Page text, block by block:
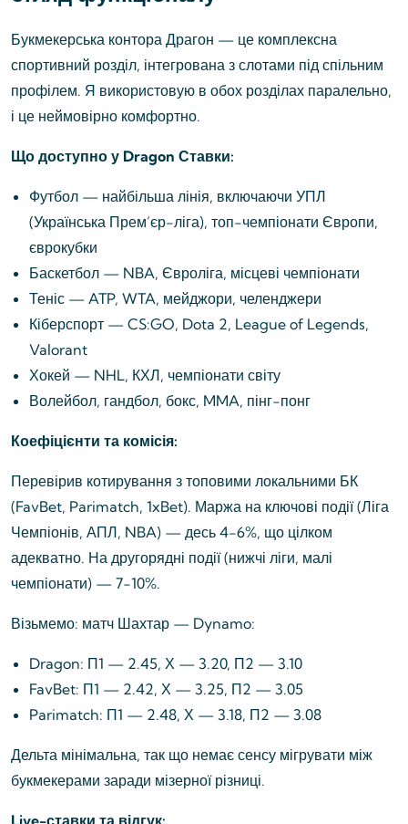
Букмекерська контора Драгон — це комплексна
спортивний розділ, інтегрована з слотами під спільним
профілем. Я використовую в обох розділах паралельно,
і це неймовірно комфортно.
Що доступно у Dragon Ставки:
Футбол — найбільша лінія, включаючи УПЛ
(Українська Прем’єр-ліга), топ-чемпіонати Європи,
єврокубки
Баскетбол — NBA, Євроліга, місцеві чемпіонати
Теніс — ATP, WTA, мейджори, челенджери
Кіберспорт — CS:GO, Dota 2, League of Legends,
Valorant
Хокей — NHL, КХЛ, чемпіонати світу
Волейбол, гандбол, бокс, MMA, пінг-понг
Коефіцієнти та комісія:
Перевірив котирування з топовими локальними БК
(FavBet, Parimatch, 1xBet). Маржа на ключові події (Ліга
Чемпіонів, АПЛ, NBA) — десь 4-6%, що цілком
адекватно. На другорядні події (нижчі ліги, малі
чемпіонати) — 7-10%.
Візьмемо: матч Шахтар — Dynamo:
Dragon: П1 — 2.45, Х — 3.20, П2 — 3.10
FavBet: П1 — 2.42, Х — 3.25, П2 — 3.05
Parimatch: П1 — 2.48, Х — 3.18, П2 — 3.08
Дельта мінімальна, так що немає сенсу мігрувати між
букмекерами заради мізерної різниці.
Live-ставки та відгук: